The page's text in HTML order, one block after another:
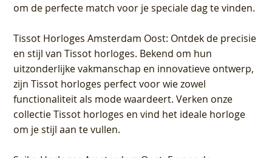
om de perfecte match voor je speciale dag te vinden.
Tissot Horloges Amsterdam Oost: Ontdek de precisie
en stijl van Tissot horloges. Bekend om hun
uitzonderlijke vakmanschap en innovatieve ontwerp,
zijn Tissot horloges perfect voor wie zowel
functionaliteit als mode waardeert. Verken onze
collectie Tissot horloges en vind het ideale horloge
om je stijl aan te vullen.